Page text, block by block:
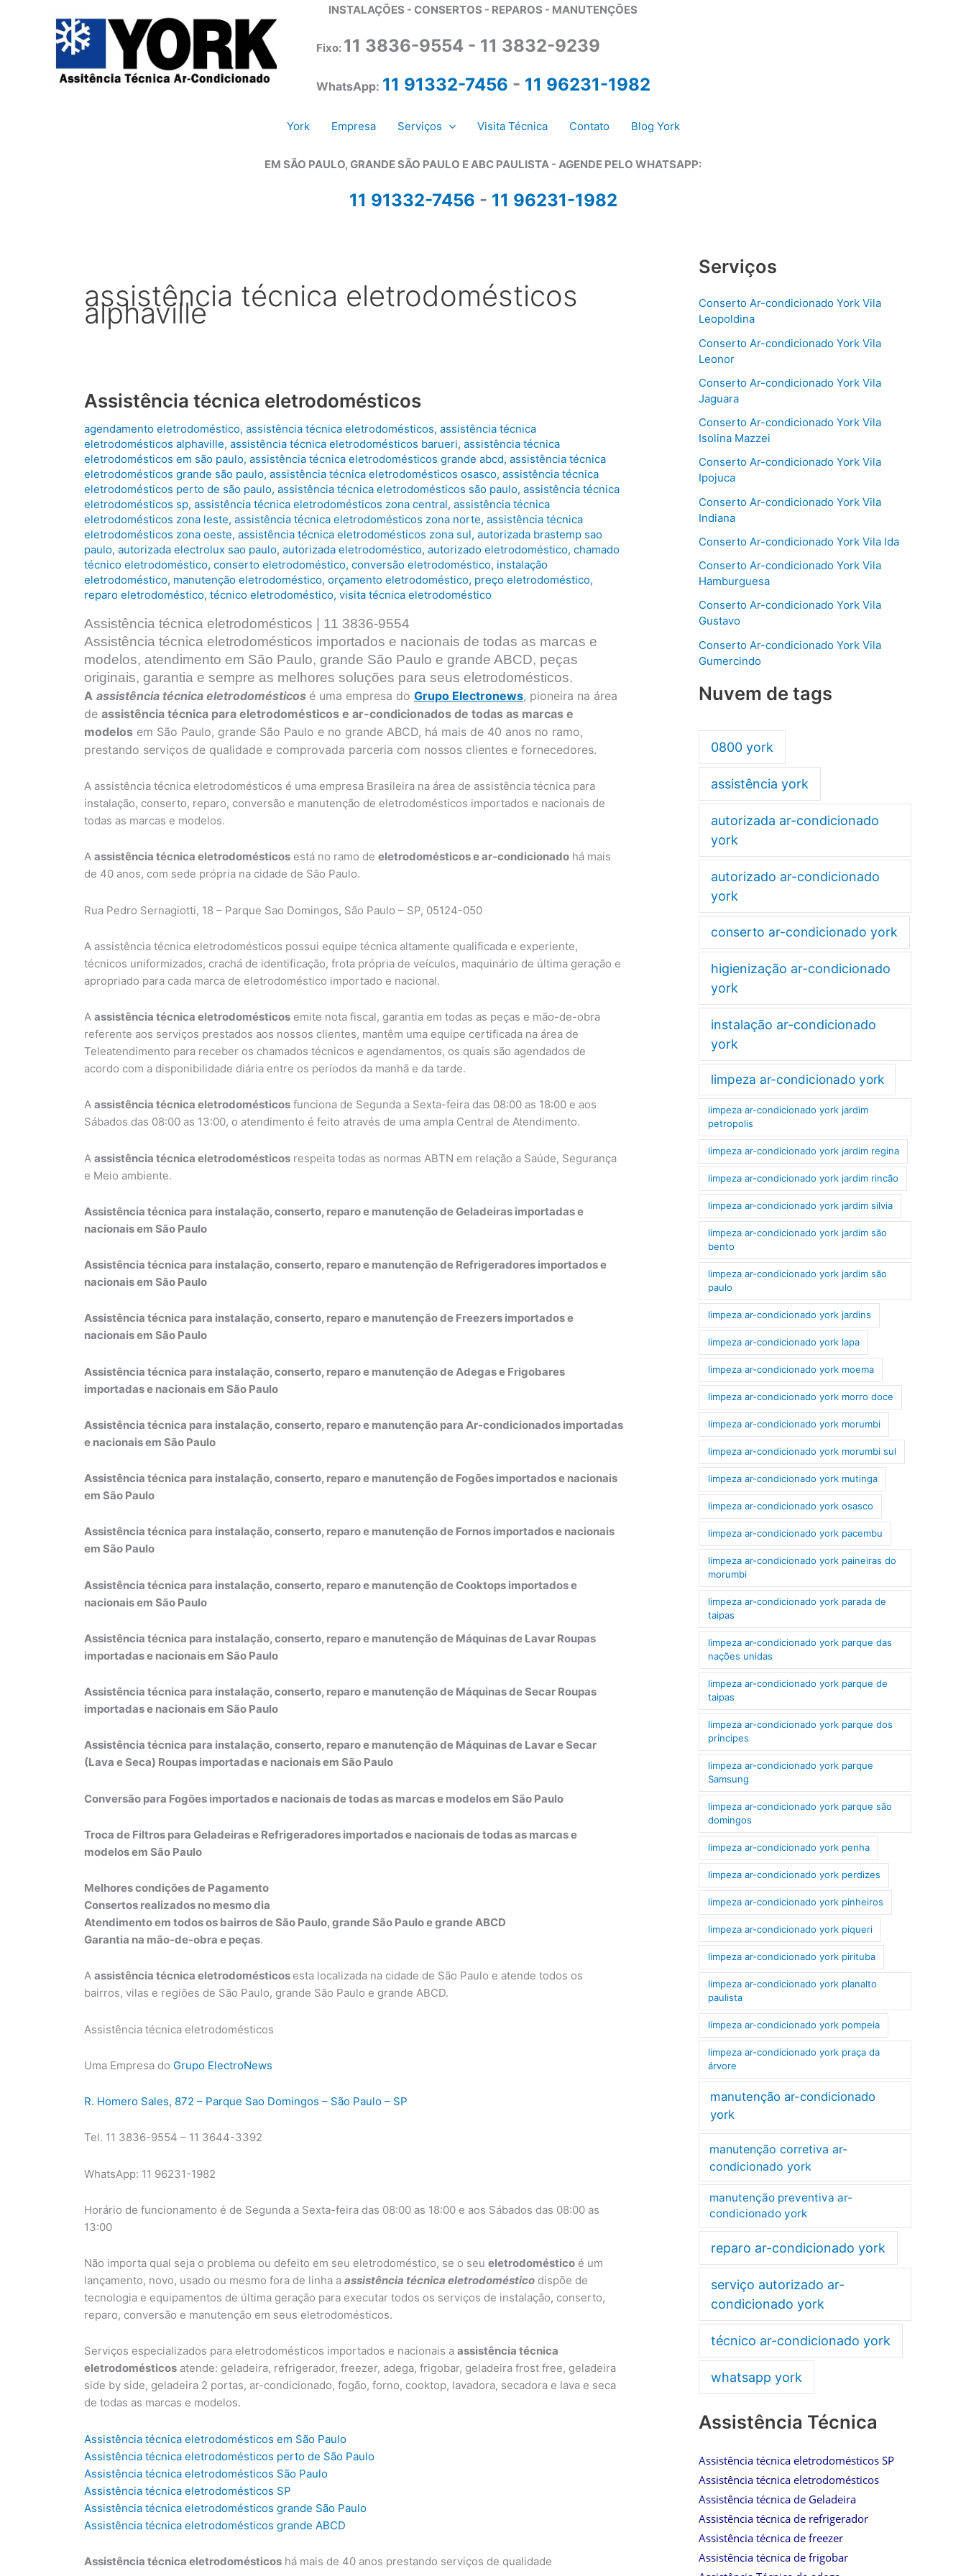
INSTALAÇÕES - CONSERTOS - REPAROS - MANUTENÇÕES
Fixo: 11 3836-9554 - 11 3832-9239
WhatsApp: 11 91332-7456 - 11 96231-1982
York Empresa Serviços Visita Técnica Contato Blog York
EM SÃO PAULO, GRANDE SÃO PAULO E ABC PAULISTA - AGENDE PELO WHATSAPP:
11 91332-7456 - 11 96231-1982
assistência técnica eletrodomésticos
alphaville
Assistência técnica eletrodomésticos
agendamento eletrodoméstico, assistência técnica eletrodomésticos, assistência técnica
eletrodomésticos alphaville, assistência técnica eletrodomésticos barueri, assistência técnica
eletrodomésticos em são paulo, assistência técnica eletrodomésticos grande abcd, assistência técnica
eletrodomésticos grande são paulo, assistência técnica eletrodomésticos osasco, assistência técnica
eletrodomésticos perto de são paulo, assistência técnica eletrodomésticos são paulo, assistência técnica
eletrodomésticos sp, assistência técnica eletrodomésticos zona central, assistência técnica
eletrodomésticos zona leste, assistência técnica eletrodomésticos zona norte, assistência técnica
eletrodomésticos zona oeste, assistência técnica eletrodomésticos zona sul, autorizada brastemp sao
paulo, autorizada electrolux sao paulo, autorizada eletrodoméstico, autorizado eletrodoméstico, chamado
técnico eletrodoméstico, conserto eletrodoméstico, conversão eletrodoméstico, instalação
eletrodoméstico, manutenção eletrodoméstico, orçamento eletrodoméstico, preço eletrodoméstico,
reparo eletrodoméstico, técnico eletrodoméstico, visita técnica eletrodoméstico
Assistência técnica eletrodomésticos | 11 3836-9554
Assistência técnica eletrodomésticos importados e nacionais de todas as marcas e
modelos, atendimento em São Paulo, grande São Paulo e grande ABCD, peças
originais, garantia e sempre as melhores soluções para seus eletrodomésticos.
A assistência técnica eletrodomésticos é uma empresa do Grupo Electronews, pioneira na área
de assistência técnica para eletrodomésticos e ar-condicionados de todas as marcas e
modelos em São Paulo, grande São Paulo e no grande ABCD, há mais de 40 anos no ramo,
prestando serviços de qualidade e comprovada parceria com nossos clientes e fornecedores.
A assistência técnica eletrodomésticos é uma empresa Brasileira na área de assistência técnica para
instalação, conserto, reparo, conversão e manutenção de eletrodomésticos importados e nacionais de
todas as marcas e modelos.
A assistência técnica eletrodomésticos está no ramo de eletrodomésticos e ar-condicionado há mais
de 40 anos, com sede própria na cidade de São Paulo.
Rua Pedro Sernagiotti, 18 – Parque Sao Domingos, São Paulo – SP, 05124-050
A assistência técnica eletrodomésticos possui equipe técnica altamente qualificada e experiente,
técnicos uniformizados, crachá de identificação, frota própria de veículos, maquinário de última geração e
apropriado para cada marca de eletrodoméstico importado e nacional.
A assistência técnica eletrodomésticos emite nota fiscal, garantia em todas as peças e mão-de-obra
referente aos serviços prestados aos nossos clientes, mantêm uma equipe certificada na área de
Teleatendimento para receber os chamados técnicos e agendamentos, os quais são agendados de
acordo com a disponibilidade diária entre os períodos da manhã e da tarde.
A assistência técnica eletrodomésticos funciona de Segunda a Sexta-feira das 08:00 as 18:00 e aos
Sábados das 08:00 as 13:00, o atendimento é feito através de uma ampla Central de Atendimento.
A assistência técnica eletrodomésticos respeita todas as normas ABTN em relação a Saúde, Segurança
e Meio ambiente.
Assistência técnica para instalação, conserto, reparo e manutenção de Geladeiras importadas e
nacionais em São Paulo
Assistência técnica para instalação, conserto, reparo e manutenção de Refrigeradores importados e
nacionais em São Paulo
Assistência técnica para instalação, conserto, reparo e manutenção de Freezers importados e
nacionais em São Paulo
Assistência técnica para instalação, conserto, reparo e manutenção de Adegas e Frigobares
importadas e nacionais em São Paulo
Assistência técnica para instalação, conserto, reparo e manutenção para Ar-condicionados importadas
e nacionais em São Paulo
Assistência técnica para instalação, conserto, reparo e manutenção de Fogões importados e nacionais
em São Paulo
Assistência técnica para instalação, conserto, reparo e manutenção de Fornos importados e nacionais
em São Paulo
Assistência técnica para instalação, conserto, reparo e manutenção de Cooktops importados e
nacionais em São Paulo
Assistência técnica para instalação, conserto, reparo e manutenção de Máquinas de Lavar Roupas
importadas e nacionais em São Paulo
Assistência técnica para instalação, conserto, reparo e manutenção de Máquinas de Secar Roupas
importadas e nacionais em São Paulo
Assistência técnica para instalação, conserto, reparo e manutenção de Máquinas de Lavar e Secar
(Lava e Seca) Roupas importadas e nacionais em São Paulo
Conversão para Fogões importados e nacionais de todas as marcas e modelos em São Paulo
Troca de Filtros para Geladeiras e Refrigeradores importados e nacionais de todas as marcas e
modelos em São Paulo
Melhores condições de Pagamento
Consertos realizados no mesmo dia
Atendimento em todos os bairros de São Paulo, grande São Paulo e grande ABCD
Garantia na mão-de-obra e peças.
A assistência técnica eletrodomésticos esta localizada na cidade de São Paulo e atende todos os
bairros, vilas e regiões de São Paulo, grande São Paulo e grande ABCD.
Assistência técnica eletrodomésticos
Uma Empresa do Grupo ElectroNews
R. Homero Sales, 872 – Parque Sao Domingos – São Paulo – SP
Tel. 11 3836-9554 – 11 3644-3392
WhatsApp: 11 96231-1982
Horário de funcionamento é de Segunda a Sexta-feira das 08:00 as 18:00 e aos Sábados das 08:00 as
13:00
Não importa qual seja o problema ou defeito em seu eletrodoméstico, se o seu eletrodoméstico é um
lançamento, novo, usado ou mesmo fora de linha a assistência técnica eletrodoméstico dispõe de
tecnologia e equipamentos de última geração para executar todos os serviços de instalação, conserto,
reparo, conversão e manutenção em seus eletrodomésticos.
Serviços especializados para eletrodomésticos importados e nacionais a assistência técnica
eletrodomésticos atende: geladeira, refrigerador, freezer, adega, frigobar, geladeira frost free, geladeira
side by side, geladeira 2 portas, ar-condicionado, fogão, forno, cooktop, lavadora, secadora e lava e seca
de todas as marcas e modelos.
Assistência técnica eletrodomésticos em São Paulo
Assistência técnica eletrodomésticos perto de São Paulo
Assistência técnica eletrodomésticos São Paulo
Assistência técnica eletrodomésticos SP
Assistência técnica eletrodomésticos grande São Paulo
Assistência técnica eletrodomésticos grande ABCD
Assistência técnica eletrodomésticos há mais de 40 anos prestando serviços de qualidade
Serviços
Conserto Ar-condicionado York Vila
Leopoldina
Conserto Ar-condicionado York Vila
Leonor
Conserto Ar-condicionado York Vila
Jaguara
Conserto Ar-condicionado York Vila
Isolina Mazzei
Conserto Ar-condicionado York Vila
Ipojuca
Conserto Ar-condicionado York Vila
Indiana
Conserto Ar-condicionado York Vila Ida
Conserto Ar-condicionado York Vila
Hamburguesa
Conserto Ar-condicionado York Vila
Gustavo
Conserto Ar-condicionado York Vila
Gumercindo
Nuvem de tags
0800 york
assistência york
autorizada ar-condicionado
york
autorizado ar-condicionado
york
conserto ar-condicionado york
higienização ar-condicionado
york
instalação ar-condicionado
york
limpeza ar-condicionado york
limpeza ar-condicionado york jardim
petropolis
limpeza ar-condicionado york jardim regina
limpeza ar-condicionado york jardim rincão
limpeza ar-condicionado york jardim silvia
limpeza ar-condicionado york jardim são
bento
limpeza ar-condicionado york jardim são
paulo
limpeza ar-condicionado york jardins
limpeza ar-condicionado york lapa
limpeza ar-condicionado york moema
limpeza ar-condicionado york morro doce
limpeza ar-condicionado york morumbi
limpeza ar-condicionado york morumbi sul
limpeza ar-condicionado york mutinga
limpeza ar-condicionado york osasco
limpeza ar-condicionado york pacembu
limpeza ar-condicionado york paineiras do
morumbi
limpeza ar-condicionado york parada de
taipas
limpeza ar-condicionado york parque das
nações unidas
limpeza ar-condicionado york parque de
taipas
limpeza ar-condicionado york parque dos
príncipes
limpeza ar-condicionado york parque
Samsung
limpeza ar-condicionado york parque são
domingos
limpeza ar-condicionado york penha
limpeza ar-condicionado york perdizes
limpeza ar-condicionado york pinheiros
limpeza ar-condicionado york piqueri
limpeza ar-condicionado york pirituba
limpeza ar-condicionado york planalto
paulista
limpeza ar-condicionado york pompeia
limpeza ar-condicionado york praça da
árvore
manutenção ar-condicionado
york
manutenção corretiva ar-
condicionado york
manutenção preventiva ar-
condicionado york
reparo ar-condicionado york
serviço autorizado ar-
condicionado york
técnico ar-condicionado york
whatsapp york
Assistência Técnica
Assistência técnica eletrodomésticos SP
Assistência técnica eletrodomésticos
Assistência técnica de Geladeira
Assistência técnica de refrigerador
Assistência técnica de freezer
Assistência técnica de frigobar